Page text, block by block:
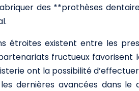
des **prothèses
étroites existent entre les
fructueux
ont la possibilité
dernières avancées dans